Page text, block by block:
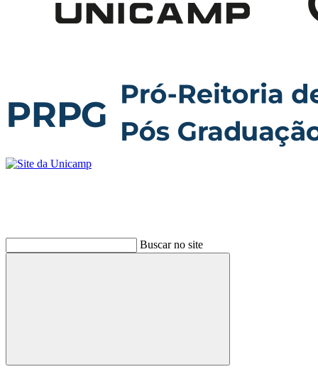
Buscar no site
Buscar